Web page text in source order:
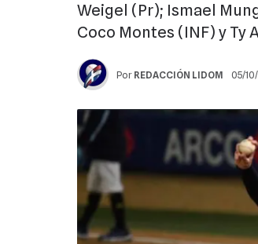
Weigel (Pr); Ismael
Coco Montes (INF) y Ty
Por REDACCIÓN LIDOM 05/